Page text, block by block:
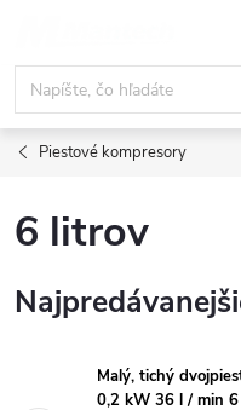
obsah
Piestové kompresory
6 litrov
Malý, tichý
0,2 kW 36 l / min